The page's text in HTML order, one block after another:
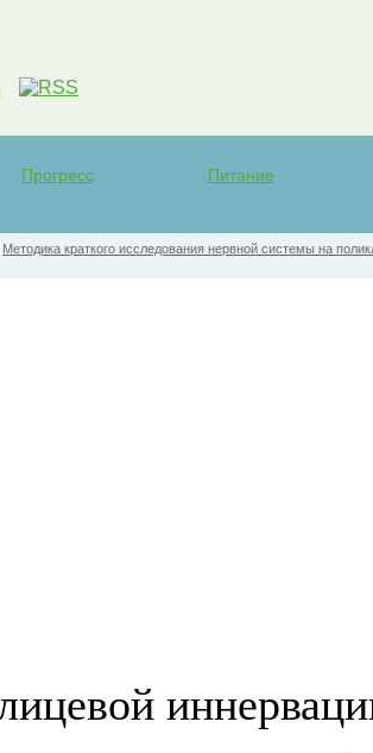
Прогресс Питание
Методика краткого исследования нервной системы на